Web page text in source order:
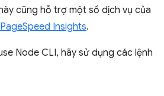
cũng hỗ trợ một số dịch vụ của
PageSpeed Insights.
Node CLI, hãy sử dụng các lệnh